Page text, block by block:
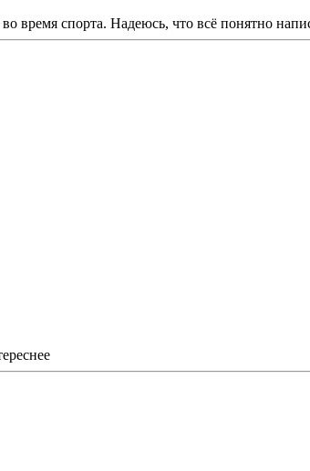
спорта. Надеюсь, что всё понятно